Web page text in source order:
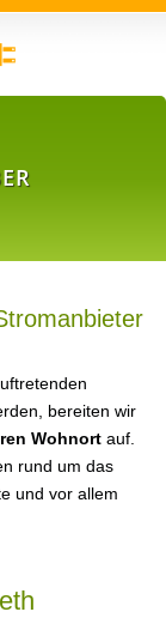
bereiten wir
Wohnort auf.
rund um das
und vor allem